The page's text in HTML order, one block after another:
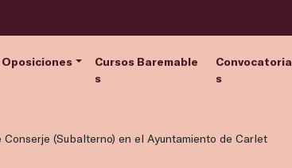
Oposiciones
Cursos Baremable
s
Convocatoria
s
Conserje (Subalterno) en el Ayuntamiento de Carlet